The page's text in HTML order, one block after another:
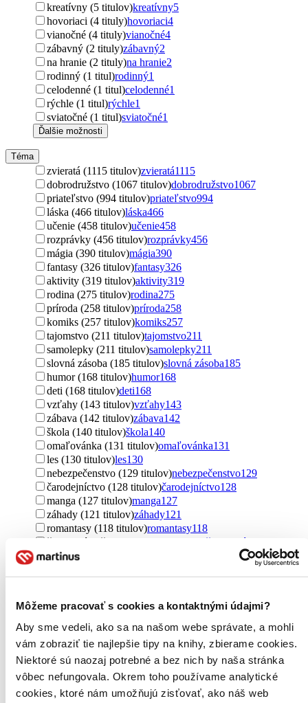
Môžeme pracovať s cookies a kontaktnými údajmi?
Aby sme vedeli, ako sa na našom webe správate, a mohli
vám zobraziť tie najlepšie tipy na knihy, zbierame cookies.
Niektoré sú naozaj potrebné a bez nich by naša stránka
vôbec nefungovala. Okrem toho používame analytické
cookies, ktoré nám umožňujú zisťovať, ako náš web
kreatívny (5 titulov)kreatívny5
hovoriaci (4 tituly)hovoriaci4
vianočné (4 tituly)vianočné4
zábavný (2 tituly)zábavný2
na hranie (2 tituly)na hranie2
rodinný (1 titul)rodinný1
celodenné (1 titul)celodenné1
rýchle (1 titul)rýchle1
sviatočné (1 titul)sviatočné1
Ďalšie možnosti
Téma
zvieratá (1115 titulov)zvieratá1115
dobrodružstvo (1067 titulov)dobrodružstvo1067
priateľstvo (994 titulov)priateľstvo994
láska (466 titulov)láska466
učenie (458 titulov)učenie458
rozprávky (456 titulov)rozprávky456
mágia (390 titulov)mágia390
fantasy (326 titulov)fantasy326
aktivity (319 titulov)aktivity319
rodina (275 titulov)rodina275
príroda (258 titulov)príroda258
komiks (257 titulov)komiks257
tajomstvo (211 titulov)tajomstvo211
samolepky (211 titulov)samolepky211
slovná zásoba (185 titulov)slovná zásoba185
humor (168 titulov)humor168
deti (168 titulov)deti168
vzťahy (143 titulov)vzťahy143
zábava (142 titulov)zábava142
škola (140 titulov)škola140
omaľovánka (131 titulov)omaľovánka131
les (130 titulov)les130
nebezpečenstvo (129 titulov)nebezpečenstvo129
čarodejníctvo (128 titulov)čarodejníctvo128
manga (127 titulov)manga127
záhady (121 titulov)záhady121
romantasy (118 titulov)romantasy118
čarodejník / čarodejnica (113 titulov) čarodejník /
čarodejnica
pre deti (2533 titulov)
pre deti a mládež (883 titulov) pre deti a mládež883
young adult (784 titulov)young adult 784
pre dievčatá (631 titulov)pre dievčatá631
pre chlapcov (514 titulov) pre chlapcov514